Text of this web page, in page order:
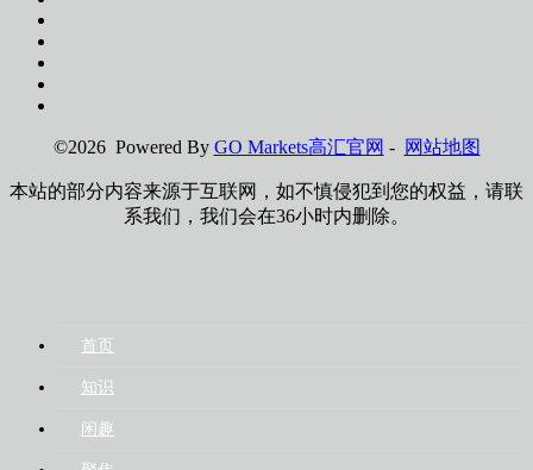
©2026 Powered By GO Markets高汇官网 - 网站地图
本站的部分内容来源于互联网，如不慎侵犯到您的权益，请联
系我们，我们会在36小时内删除。
首页
知识
闲趣